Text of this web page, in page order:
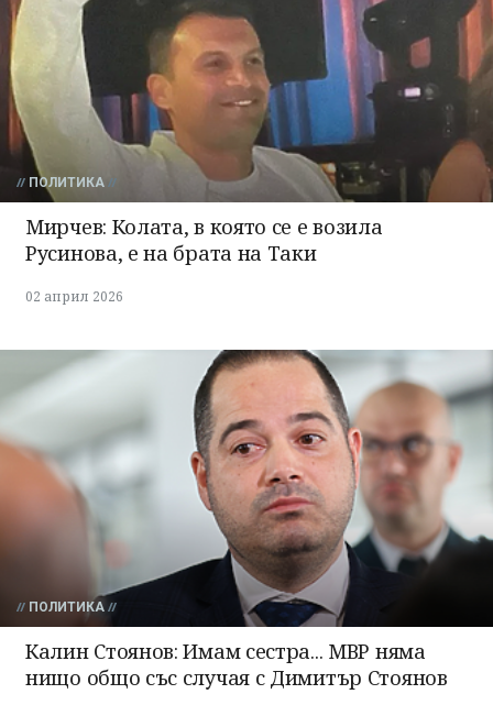
Успешно
излязохте от
профила си!
ПОЛИТИКА
Мирчев: Колата, в която се е возила
Русинова, е на брата на Таки
02 април 2026
ПОЛИТИКА
Калин Стоянов: Имам сестра... МВР няма
нищо общо със случая с Димитър Стоянов